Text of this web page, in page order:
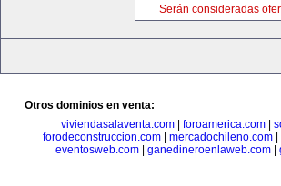
Serán consideradas
Otros dominios en venta:
viviendasalaventa.com| foroamerica.com|
forodeconstruccion.com
mercadochileno.com
eventosweb.com| ganedineroenlaweb.com|